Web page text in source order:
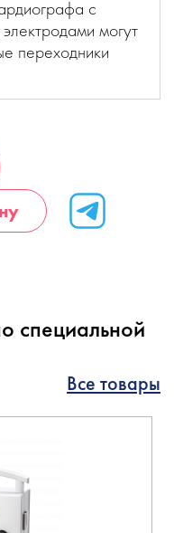
с
могут
переходники
специальной
Все товары